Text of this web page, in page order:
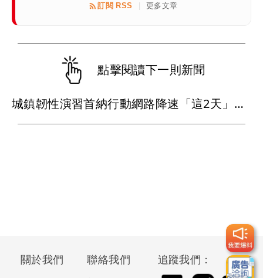
訂閱 RSS 更多文章
點擊閱讀下一則新聞
城鎮韌性演習首納行動網路降速「這2天」來了 NCC提醒先完成「3件事」
關於我們
聯絡我們
追蹤我們：